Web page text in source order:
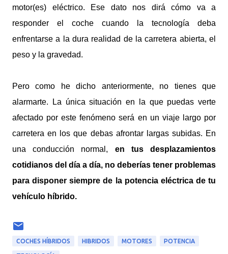
motor(es) eléctrico. Ese dato nos dirá cómo va a
responder el coche cuando la tecnología deba
enfrentarse a la dura realidad de la carretera abierta, el
peso y la gravedad.
Pero como he dicho anteriormente, no tienes que
alarmarte. La única situación en la que puedas verte
afectado por este fenómeno será en un viaje largo por
carretera en los que debas afrontar largas subidas. En
una conducción normal, en tus desplazamientos
cotidianos del día a día, no deberías tener problemas
para disponer siempre de la potencia eléctrica de tu
vehículo híbrido.
COCHES HÍBRIDOS HIBRIDOS MOTORES POTENCIA